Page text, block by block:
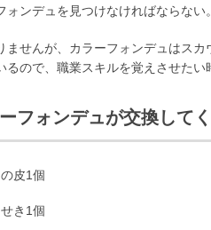
ォンデュを見つけなければならない
ませんが、カラーフォンデュはス
るので、職業スキルを覚えさせた
フォンデュが交換して
皮1個
き1個